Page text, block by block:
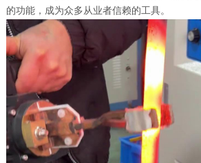
的功能，成为众多从业者信赖的工具。